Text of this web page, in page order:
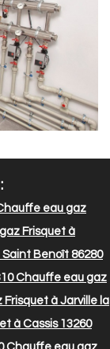
eau gaz
Frisquet à
Benoît 86280
Chauffe eau gaz
à Jarville la
à Cassis 13260